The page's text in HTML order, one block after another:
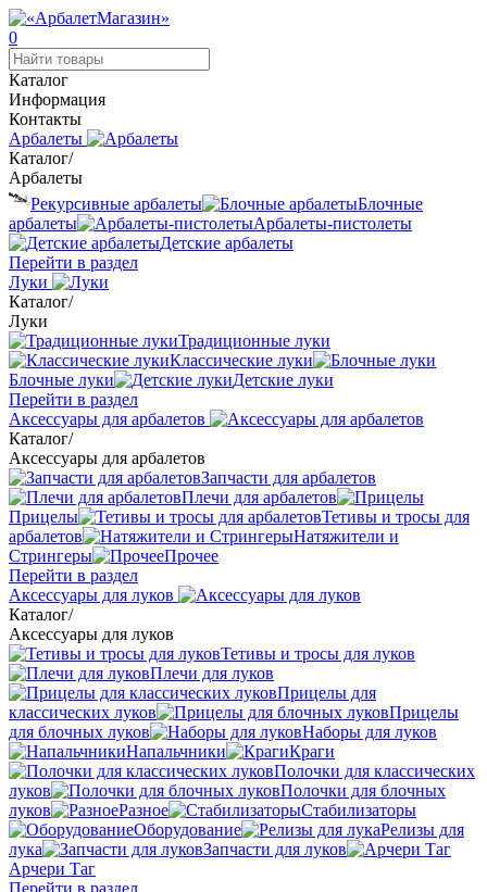
0
Каталог
Информация
Контакты
Арбалеты
Каталог/
Арбалеты
Рекурсивные арбалеты
Блочные
арбалеты
Арбалеты-пистолеты
Детские арбалеты
Перейти в раздел
Луки
Каталог/
Луки
Традиционные луки
Классические луки
Блочные луки
Детские луки
Перейти в раздел
Аксессуары для арбалетов
Каталог/
Аксессуары для арбалетов
Запчасти для арбалетов
Плечи для арбалетов
Прицелы
Тетивы и тросы для
арбалетов
Натяжители и
Стрингеры
Прочее
Перейти в раздел
Аксессуары для луков
Каталог/
Аксессуары для луков
Тетивы и тросы для луков
Плечи для луков
Прицелы для
классических луков
Прицелы
для блочных луков
Наборы для луков
Напальчники
Краги
Полочки для классических
луков
Полочки для блочных
луков
Разное
Стабилизаторы
Оборудование
Релизы для
лука
Запчасти для луков
Арчери Таг
Перейти в раздел